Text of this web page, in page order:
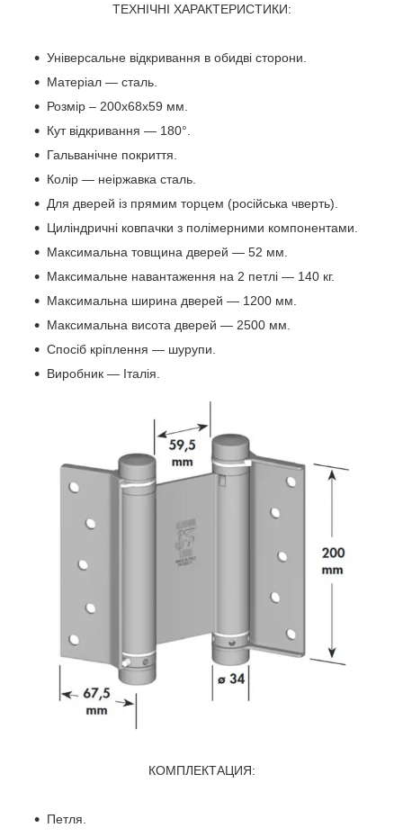
ТЕХНІЧНІ ХАРАКТЕРИСТИКИ:
Універсальне відкривання в обидві сторони.
Матеріал — сталь.
Розмір – 200х68х59 мм.
Кут відкривання — 180°.
Гальванічне покриття.
Колір — неіржавка сталь.
Для дверей із прямим торцем (російська чверть).
Циліндричні ковпачки з полімерними компонентами.
Максимальна товщина дверей — 52 мм.
Максимальне навантаження на 2 петлі — 140 кг.
Максимальна ширина дверей — 1200 мм.
Максимальна висота дверей — 2500 мм.
Спосіб кріплення — шурупи.
Виробник — Італія.
КОМПЛЕКТАЦИЯ:
Петля.